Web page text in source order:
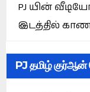
PJ யின்
இடத்தில் காண
PJ தமிழ் குர்ஆன்